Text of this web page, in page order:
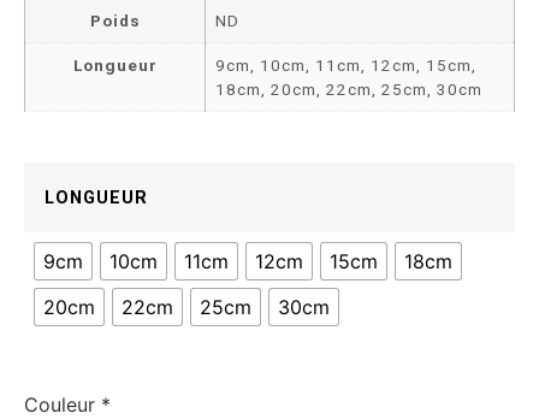
Poids ND
Longueur
9cm, 10cm, 11cm, 12cm, 15cm,
18cm, 20cm, 22cm, 25cm, 30cm
LONGUEUR
9cm 10cm 11cm 12cm 15cm
18cm
20cm
22cm 25cm 30cm
Couleur *